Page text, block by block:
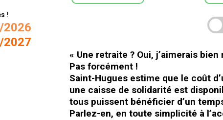
!
2026
2027
« Une retraite ? Oui, j’aimerais
Pas forcément !
Saint-Hugues estime que le coût
une caisse de solidarité est
tous puissent bénéficier d’un
Parlez-en, en toute simplicité à